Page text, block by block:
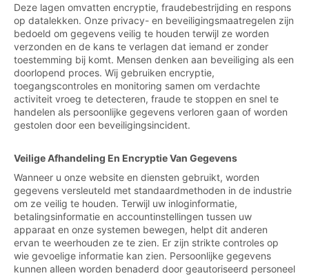
Deze lagen omvatten encryptie, fraudebestrijding en respons
op datalekken. Onze privacy- en beveiligingsmaatregelen zijn
bedoeld om gegevens veilig te houden terwijl ze worden
verzonden en de kans te verlagen dat iemand er zonder
toestemming bij komt. Mensen denken aan beveiliging als een
doorlopend proces. Wij gebruiken encryptie,
toegangscontroles en monitoring samen om verdachte
activiteit vroeg te detecteren, fraude te stoppen en snel te
handelen als persoonlijke gegevens verloren gaan of worden
gestolen door een beveiligingsincident.
Veilige Afhandeling En Encryptie Van Gegevens
Wanneer u onze website en diensten gebruikt, worden
gegevens versleuteld met standaardmethoden in de industrie
om ze veilig te houden. Terwijl uw inloginformatie,
betalingsinformatie en accountinstellingen tussen uw
apparaat en onze systemen bewegen, helpt dit anderen
ervan te weerhouden ze te zien. Er zijn strikte controles op
wie gevoelige informatie kan zien. Persoonlijke gegevens
kunnen alleen worden benaderd door geautoriseerd personeel